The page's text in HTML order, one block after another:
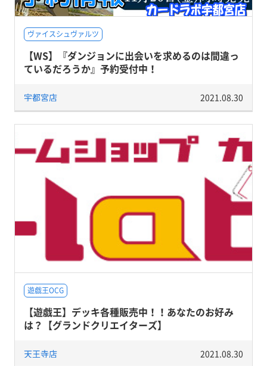
ヴァイスシュヴァルツ
【WS】『ダンジョンに出会いを求めるのは間違っ
ているだろうか』予約受付中！
宇都宮店 2021.08.30
遊戯王OCG
【遊戯王】デッキ各種販売中！！あなたのお好み
は？【グランドクリエイターズ】
天王寺店 2021.08.30